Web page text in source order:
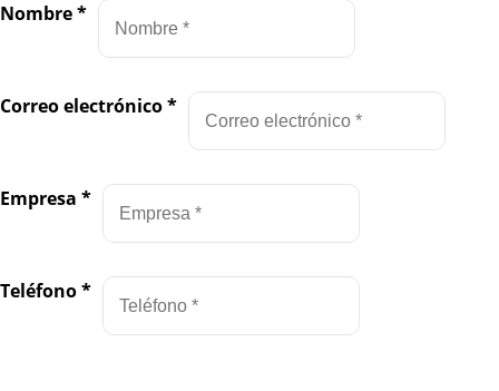
Nombre*
Correo electrónico*
Empresa *
Teléfono*